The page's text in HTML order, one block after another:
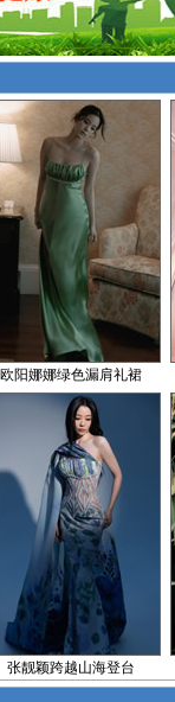
欧阳娜娜绿色漏肩礼裙
张靓颖跨越山海登台